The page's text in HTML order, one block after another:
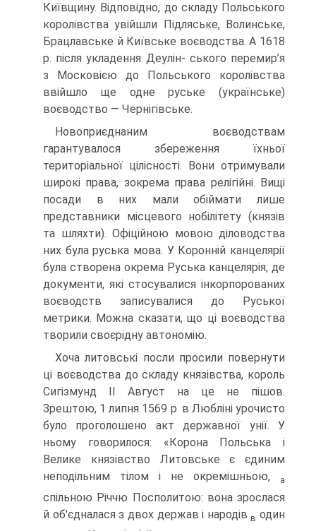
Київщину. Відповідно, до складу Польського
королівства увійшли Підляське, Волинське,
Брацлавське й Київське воєводства. А 1618
р. після укладення Деулін- ського перемир’я
з Московією до Польського королівства
ввійшло ще одне руське (українське)
воєводство — Чернігівське.
Новоприєднаним воєводствам
гарантувалося збереження їхньої
територіаль­ної цілісності. Вони отримували
широкі права, зокрема права релігійні. Вищі
поса­ди в них мали обіймати лише
представники місцевого нобілітету (князів
та шлях­ти). Офіційною мовою діловодства
них була руська мова. У Коронній канцелярії
була створена окрема Руська канцелярія, де
документи, які стосувалися інкорпо­рованих
воєводств записувалися до Руської
метрики. Можна сказати, що ці воєвод­ства
творили своєрідну автономію.
Хоча литовські посли просили повернути
ці воєводства до складу князівства, король
Сигізмунд II Август на це не пішов.
Зрештою, 1 липня 1569 р. в Любліні уро­чисто
було проголошено акт державної унії. У
ньому говорилося: «Корона Поль­ська і
Велике князівство Литовське є єдиним
неподільним тілом і не окремішньою,
a
спільною Річчю Посполитою: вона зрослася
й об'єдналася з двох держав і народівв один